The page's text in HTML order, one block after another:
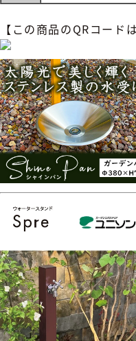
【この商品のQRコード